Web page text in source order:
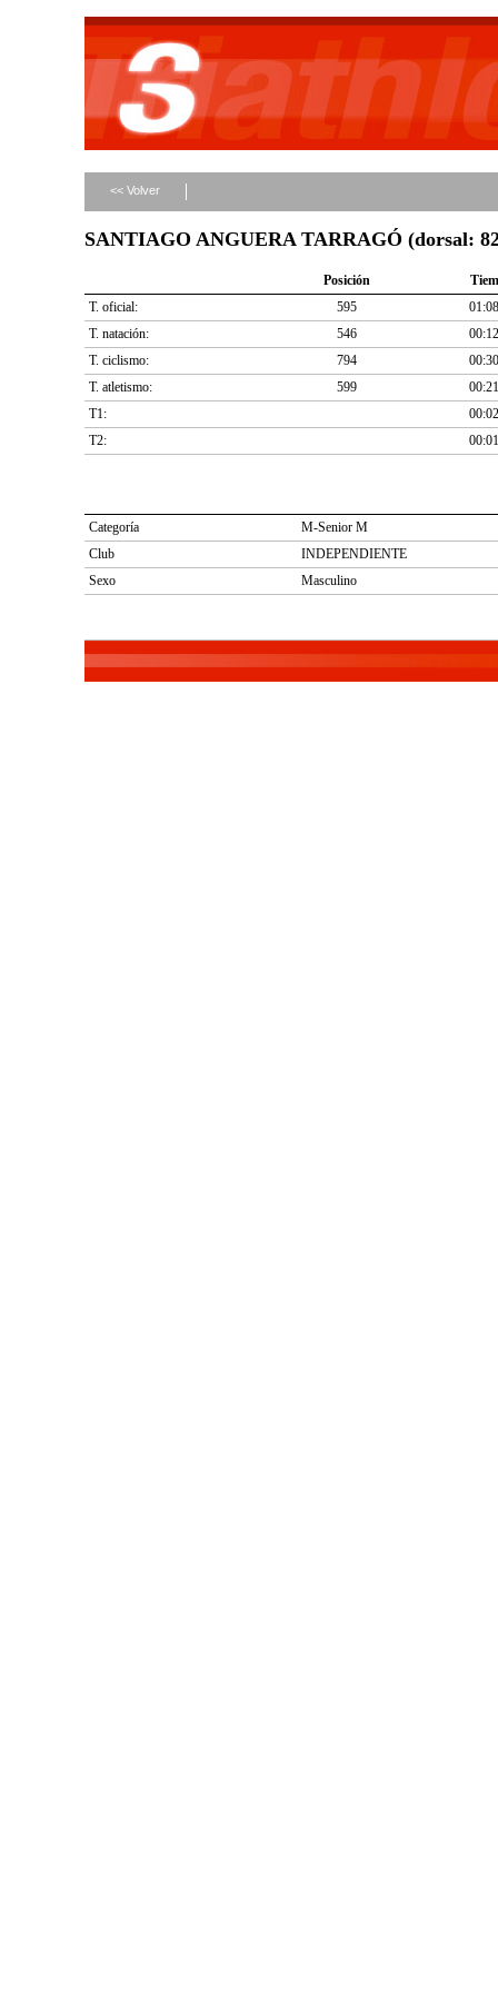
<< Volver
SANTIAGO ANGUERA TARRAGÓ (dorsal:
Posición
T. oficial:
595
T. natación:
546
T. ciclismo:
794
T. atletismo:
599
T1:
T2:
Categoría
M-Senior M
Club
INDEPENDIENTE
Sexo
Masculino